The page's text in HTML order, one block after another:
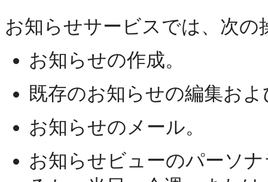
お知らせサービスでは、次の
お知らせの作成。
既存のお知らせの編集お
お知らせのメール。
お知らせビューのパーソ